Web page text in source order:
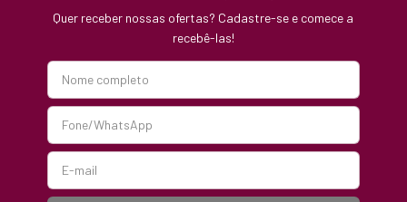
Quer receber nossas ofertas? Cadastre-se e comece a
recebê-las!